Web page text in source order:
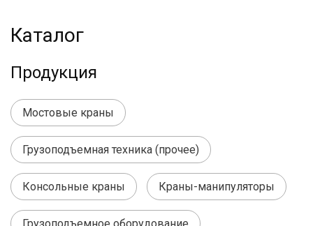
Каталог
Продукция
Мостовые краны
Грузоподъемная техника (прочее)
Консольные краны Краны-манипуляторы